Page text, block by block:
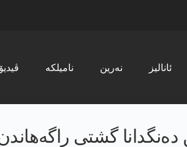
ڤیدیۆ نامیلکە نەرین ئانالیز
دەنگدانا گشتی